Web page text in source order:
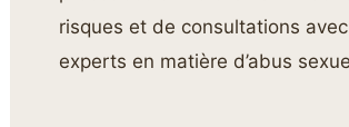
risques et de consultations
experts en matière d’abus